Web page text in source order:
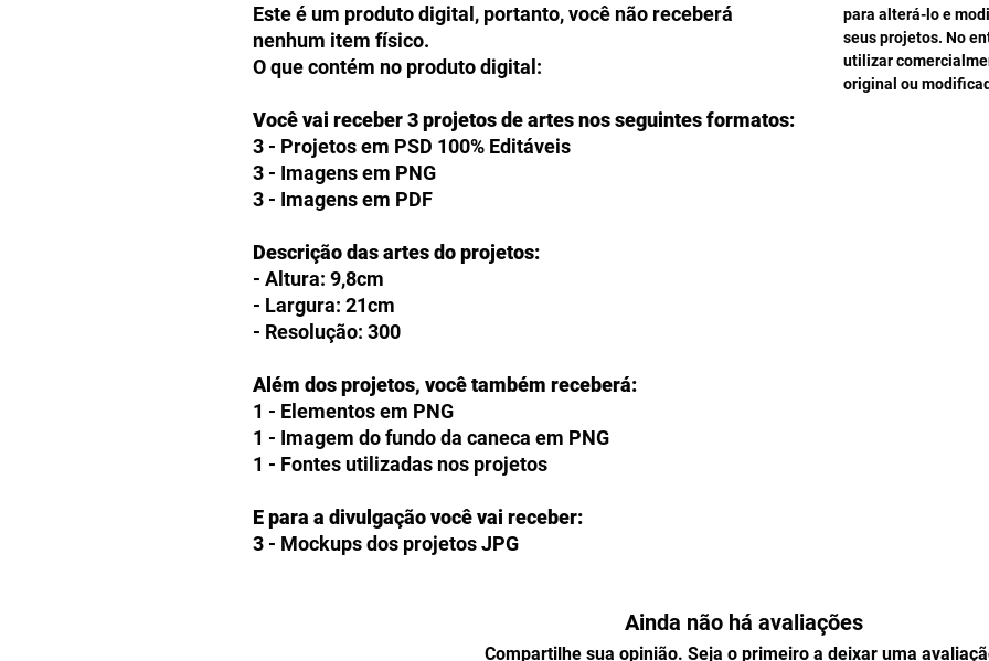
Este é um produto digital, portanto, você não receberá
nenhum item físico.
O que contém no produto digital:
Você vai receber 3 projetos de artes nos seguintes formatos:
3 - Projetos em PSD 100% Editáveis
3 - Imagens em PNG
3 - Imagens em PDF
Descrição das artes do projetos:
- Altura: 9,8cm
- Largura: 21cm
- Resolução: 300
Além dos projetos, você também receberá:
1 - Elementos em PNG
1 - Imagem do fundo da caneca em PNG
1 - Fontes utilizadas nos projetos
E para a divulgação você vai receber:
3 - Mockups dos projetos JPG
Os clientes receberão a opção de fazer o download de seus
produtos digitais diretamente na página de agradecimento do
para alterá-lo e
seus projetos. No
utilizar
original ou
Ainda não há avaliações
Compartilhe sua opinião. Seja o primeiro a deixar uma